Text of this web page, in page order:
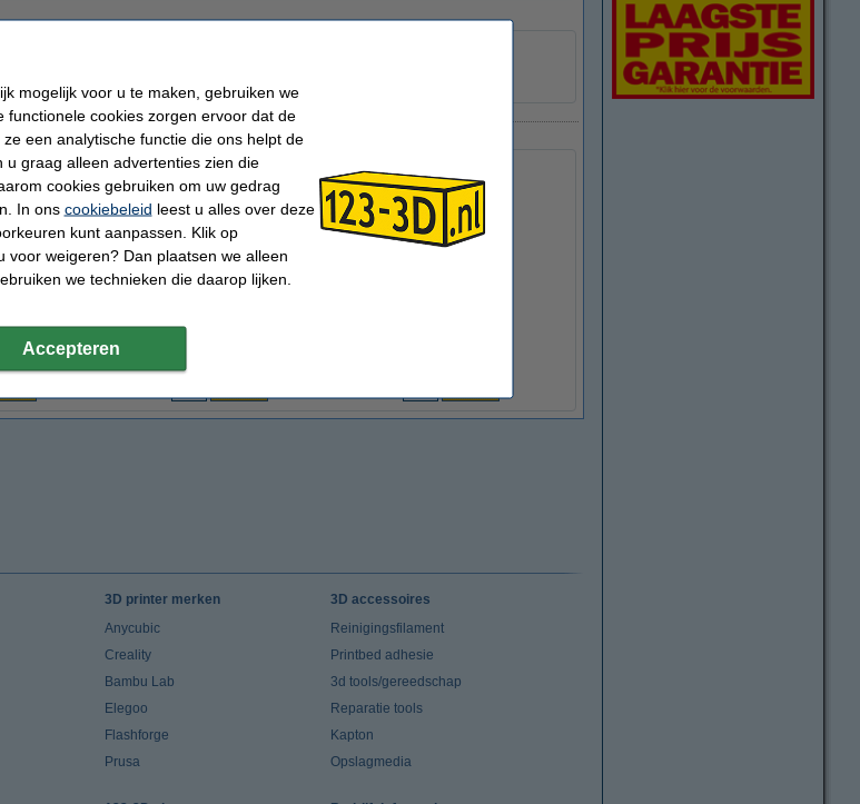
Ons Artikelnr:
3D printer merken
Anycubic
Creality
Bambu Lab
Elegoo
Flashforge
Prusa
3D accessoires
Reinigingsfilament
Printbed adhesie
3d tools/gereedschap
Reparatie tools
Kapton
Opslagmedia
mogelijk voor u te maken, gebruiken we
cookies zorgen ervoor dat de
een analytische functie die ons helpt de
graag alleen advertenties zien die
cookies gebruiken om uw gedrag
In ons cookiebeleid leest u alles over deze
kunt aanpassen. Klik op
weigeren? Dan plaatsen we alleen
we technieken die daarop lijken.
Accepteren